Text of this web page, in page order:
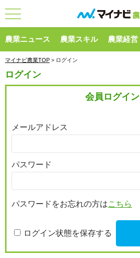
農業ニュース 農業スキル 農業経営
マイナビ農業TOP > ログイン
ログイン
会員ログイン
メールアドレス
パスワード
パスワードをお忘れの方はこちら
ログイン状態を保存する